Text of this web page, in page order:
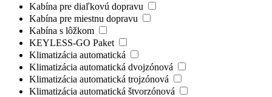
Kabína pre diaľkovú dopravu
Kabína pre miestnu dopravu
Kabína s lôžkom
KEYLESS-GO Paket
Klimatizácia automatická
Klimatizácia automatická dvojzónová
Klimatizácia automatická trojzónová
Klimatizácia automatická štvorzónová